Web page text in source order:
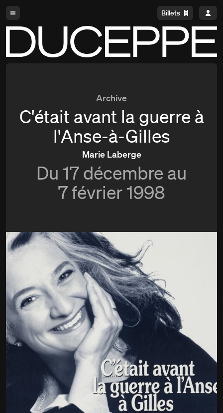
Billets
Archive
C'était avant la guerre à
l'Anse-à-Gilles
Marie Laberge
Du 17 décembre au
7 février 1998